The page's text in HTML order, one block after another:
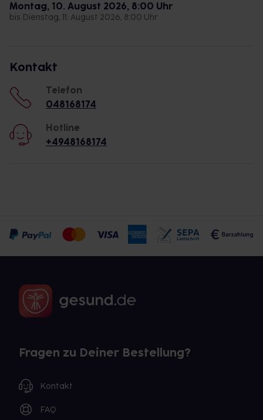
Montag, 10. August 2026, 8:00 Uhr
bis Dienstag, 11. August 2026, 8:00 Uhr
Kontakt
Telefon
048168174
Hotline
+4948168174
Fragen zu Deiner Bestellung?
Kontakt
FAQ